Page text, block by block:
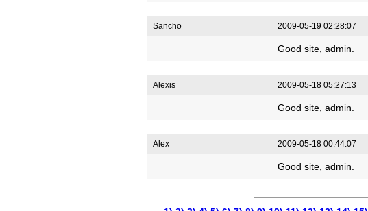
Sancho 2009-05-19 02:28:07
Good site, admin.
Alexis 2009-05-18 05:27:13
Good site, admin.
Alex 2009-05-18 00:44:07
Good site, admin.